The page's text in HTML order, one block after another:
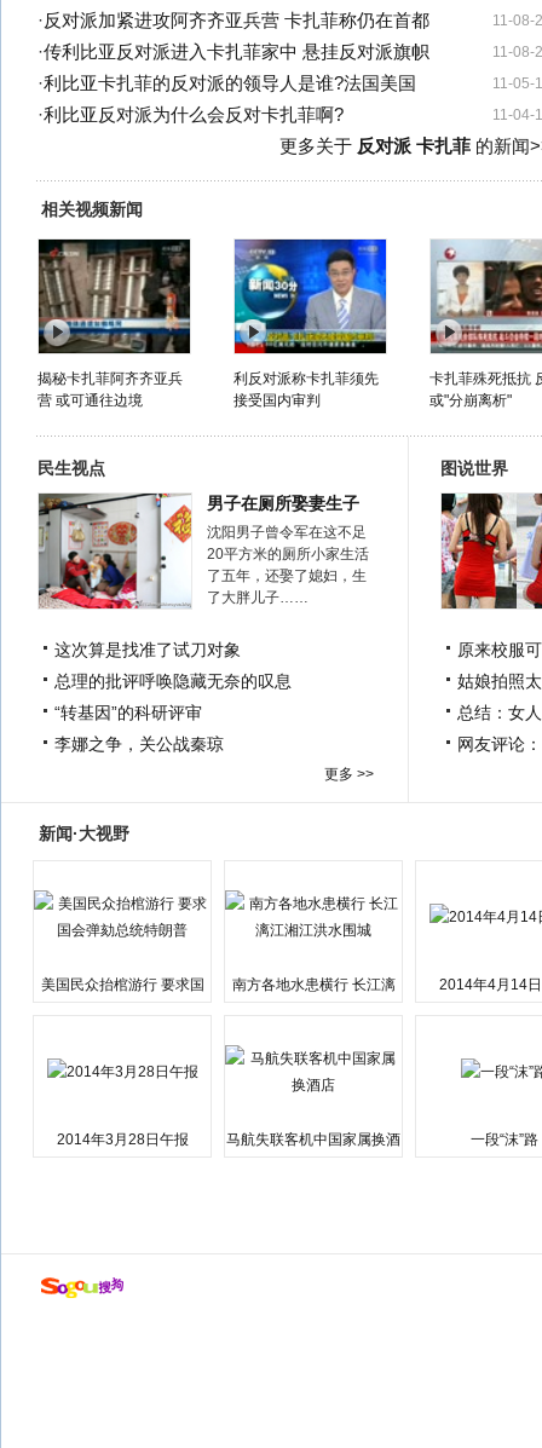
11-08-
·反对派加紧进攻阿齐齐亚兵营 卡扎菲称仍在首都
11-08-
·传利比亚反对派进入卡扎菲家中 悬挂反对派旗帜
11-05-
·利比亚卡扎菲的反对派的领导人是谁?法国美国
11-04-
·利比亚反对派为什么会反对卡扎菲啊?
更多关于 反对派 卡扎菲的新闻
相关视频新闻
揭秘卡扎菲阿齐齐亚兵
营 或可通往边境
利反对派称卡扎菲须先
接受国内审判
卡扎菲殊死抵抗
或"分崩离析"
民生视点
男子在厕所娶妻生子
沈阳男子曾令军在这不足
20平方米的厕所小家生活
了五年，还娶了媳妇，生
了大胖儿子……
这次算是找准了试刀对象
总理的批评呼唤隐藏无奈的叹息
“转基因”的科研评审
李娜之争，关公战秦琼
更多 >>
图说世界
原来校服
姑娘拍照
总结：女
网友评论
新闻·大视野
美国民众抬棺游行 要求国
南方各地水患横行 长江漓
2014年4月14
2014年3月28日午报
马航失联客机中国家属换酒
一段“沫”路